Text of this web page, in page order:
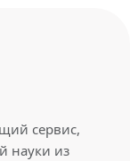
сервис,
науки из